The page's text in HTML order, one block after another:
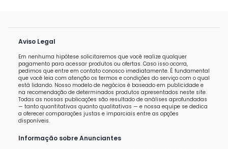
Aviso Legal
Em nenhuma hipótese solicitaremos que você realize qualquer
pagamento para acessar produtos ou ofertas. Caso isso ocorra,
pedimos que entre em contato conosco imediatamente. É fundamental
que você leia com atenção os termos e condições do serviço com o qual
está lidando. Nosso modelo de negócios é baseado em publicidade e
na recomendação de determinados produtos apresentados neste site.
Todas as nossas publicações são resultado de análises aprofundadas
— tanto quantitativas quanto qualitativas — e nossa equipe se dedica
a oferecer comparações justas e imparciais entre as opções
disponíveis.
Informação sobre Anunciantes